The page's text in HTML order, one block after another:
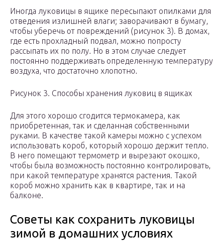
Иногда луковицы в ящике пересыпают опилками для
отведения излишней влаги; заворачивают в бумагу,
чтобы уберечь от повреждений (рисунок 3). В домах,
где есть прохладный подвал, можно попросту
рассыпать их по полу. Но в этом случае следует
постоянно поддерживать определенную температуру
воздуха, что достаточно хлопотно.
Рисунок 3. Способы хранения луковиц в ящиках
Для этого хорошо сгодится термокамера, как
приобретенная, так и сделанная собственными
руками. В качестве такой камеры можно с успехом
использовать короб, который хорошо держит тепло.
В него помещают термометр и вырезают окошко,
чтобы была возможность постоянно контролировать,
при какой температуре хранятся растения. Такой
короб можно хранить как в квартире, так и на
балконе.
Советы как сохранить луковицы
зимой в домашних условиях